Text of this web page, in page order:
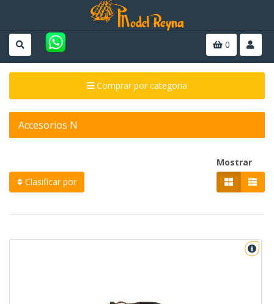
0
Comprar por categoría
Accesorios N
Clasificar por
Mostrar